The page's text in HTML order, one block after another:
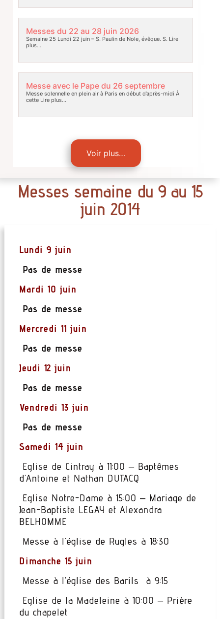
Messes du 22 au 28 juin 2026
Semaine 25 Lundi 22 juin – S. Paulin de Nole, évêque. S. Lire
plus…
Messe avec le Pape du 26 septembre
Messe solennelle en plein air à Paris en début d’après-midi À
cetteLire plus…
Voir plus…
Messes semaine du 9 au 15
juin 2014
Lundi 9 juin
Pas de messe
Mardi 10 juin
Pas de messe
Mercredi 11 juin
Pas de messe
Jeudi 12 juin
Pas de messe
Vendredi 13 juin
Pas de messe
Samedi 14 juin
Eglise de Cintray à 11:00 – Baptêmes
d’Antoine et Nathan DUTACQ
Eglise Notre-Dame à 15:00 – Mariage de
Jean-Baptiste LEGAY et Alexandra
BELHOMME
Messe à l’église de Rugles à 18:30
Dimanche 15 juin
Messe à l’église des Barils à 9:15
Eglise de la Madeleine à 10:00 – Prière
du chapelet